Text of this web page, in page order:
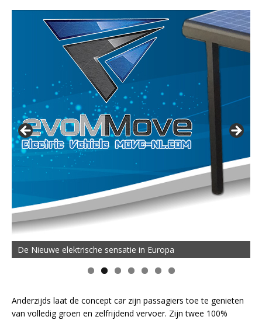
De Nieuwe elektrische sensatie in Europa
Anderzijds laat de concept car zijn passagiers toe te genieten
van volledig groen en zelfrijdend vervoer. Zijn twee 100%